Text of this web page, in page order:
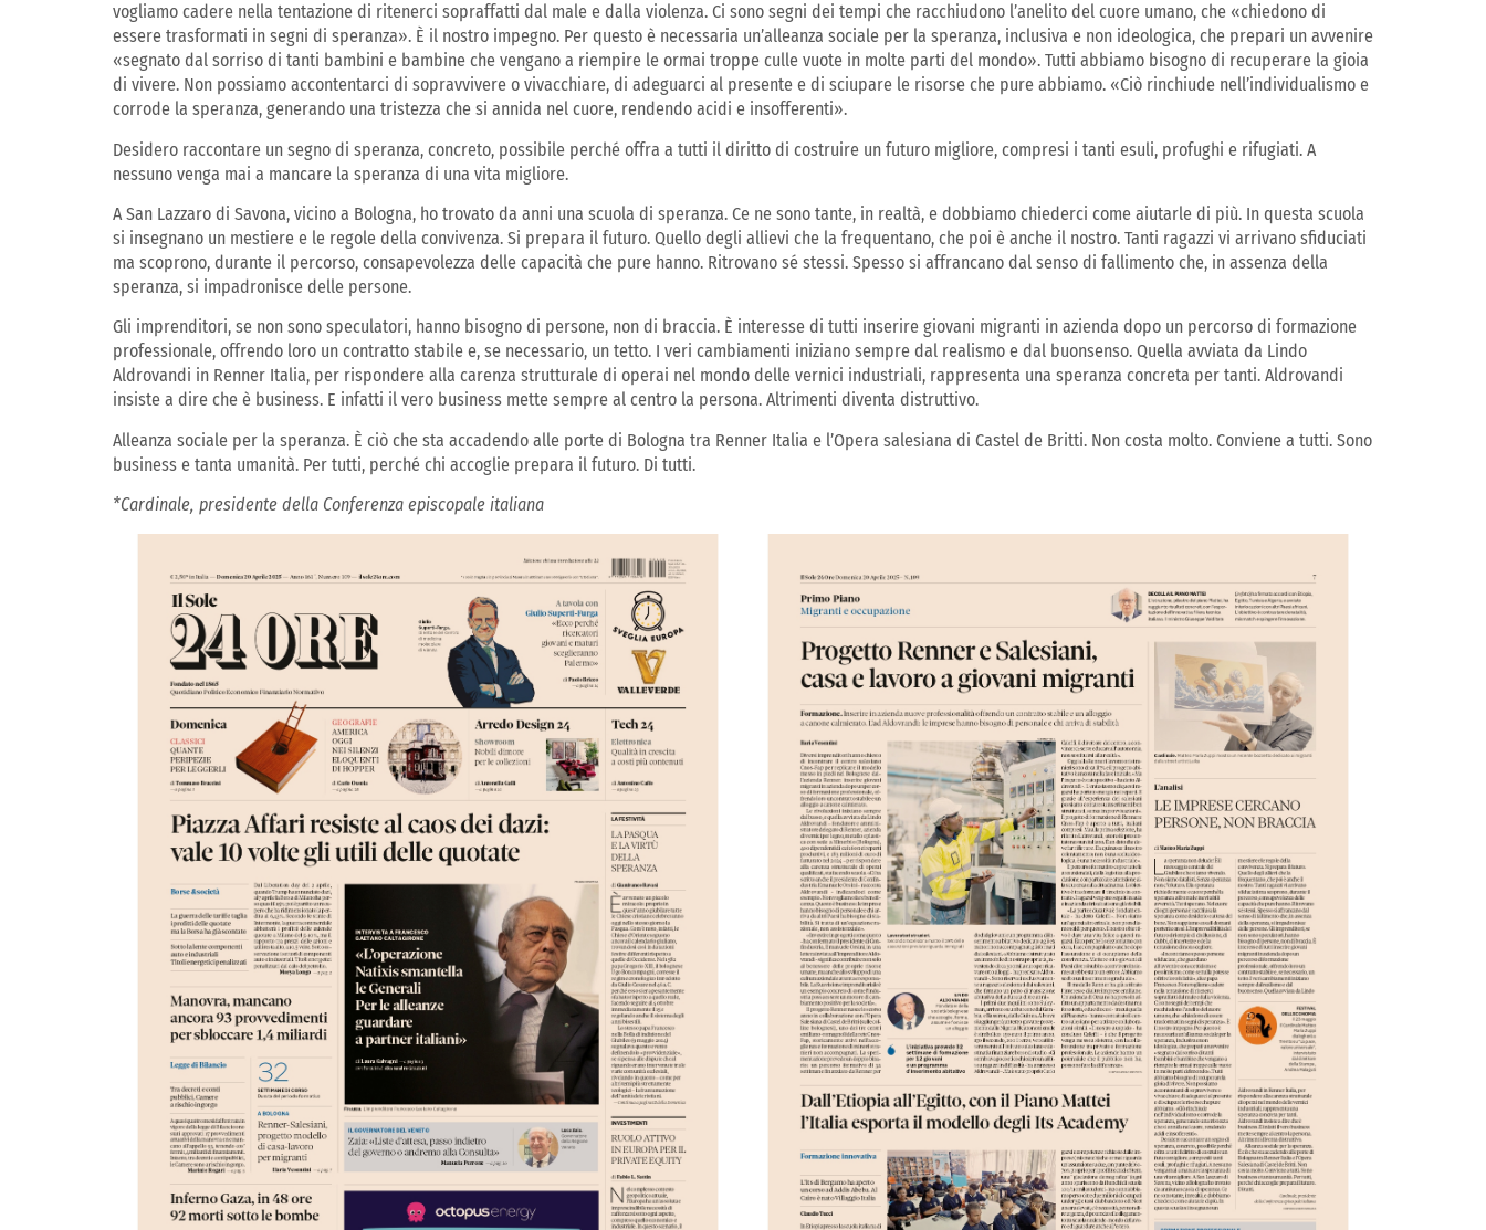
vogliamo cadere nella tentazione di ritenerci sopraffatti dal male e dalla violenza. Ci sono segni dei tempi che racchiudono l’anelito del cuore umano, che «chiedono di
essere trasformati in segni di speranza». È il nostro impegno. Per questo è necessaria un’alleanza sociale per la speranza, inclusiva e non ideologica, che prepari un avvenire
«segnato dal sorriso di tanti bambini e bambine che vengano a riempire le ormai troppe culle vuote in molte parti del mondo». Tutti abbiamo bisogno di recuperare la gioia
di vivere. Non possiamo accontentarci di sopravvivere o vivacchiare, di adeguarci al presente e di sciupare le risorse che pure abbiamo. «Ciò rinchiude nell’individualismo e
corrode la speranza, generando una tristezza che si annida nel cuore, rendendo acidi e insofferenti».
Desidero raccontare un segno di speranza, concreto, possibile perché offra a tutti il diritto di costruire un futuro migliore, compresi i tanti esuli, profughi e rifugiati. A
nessuno venga mai a mancare la speranza di una vita migliore.
A San Lazzaro di Savona, vicino a Bologna, ho trovato da anni una scuola di speranza. Ce ne sono tante, in realtà, e dobbiamo chiederci come aiutarle di più. In questa scuola
si insegnano un mestiere e le regole della convivenza. Si prepara il futuro. Quello degli allievi che la frequentano, che poi è anche il nostro. Tanti ragazzi vi arrivano sfiduciati
ma scoprono, durante il percorso, consapevolezza delle capacità che pure hanno. Ritrovano sé stessi. Spesso si affrancano dal senso di fallimento che, in assenza della
speranza, si impadronisce delle persone.
Gli imprenditori, se non sono speculatori, hanno bisogno di persone, non di braccia. È interesse di tutti inserire giovani migranti in azienda dopo un percorso di formazione
professionale, offrendo loro un contratto stabile e, se necessario, un tetto. I veri cambiamenti iniziano sempre dal realismo e dal buonsenso. Quella avviata da Lindo
Aldrovandi in Renner Italia, per rispondere alla carenza strutturale di operai nel mondo delle vernici industriali, rappresenta una speranza concreta per tanti. Aldrovandi
insiste a dire che è business. E infatti il vero business mette sempre al centro la persona. Altrimenti diventa distruttivo.
Alleanza sociale per la speranza. È ciò che sta accadendo alle porte di Bologna tra Renner Italia e l’Opera salesiana di Castel de Britti. Non costa molto. Conviene a tutti. Sono
business e tanta umanità. Per tutti, perché chi accoglie prepara il futuro. Di tutti.
*Cardinale, presidente della Conferenza episcopale italiana